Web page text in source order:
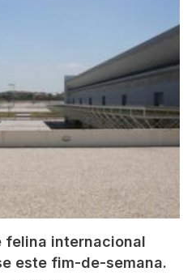
felina internacional
este fim-de-semana.